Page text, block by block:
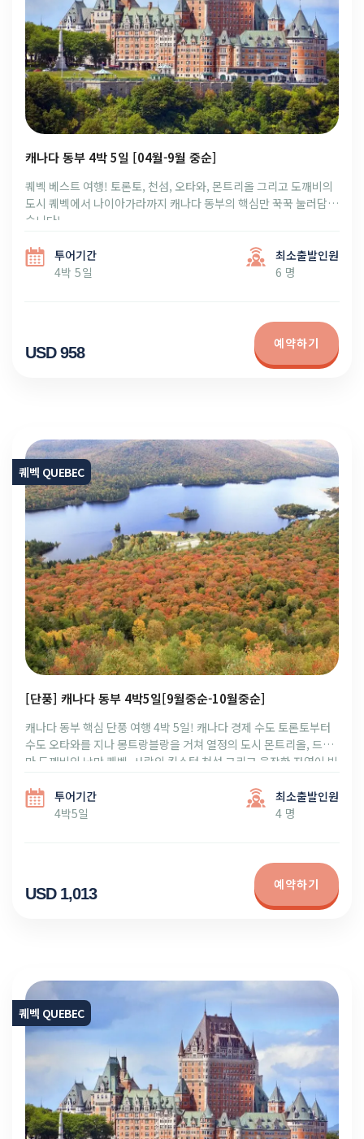
캐나다 동부 4박 5일 [04월-9월 중순]
퀘벡 베스트 여행! 토론토, 천섬, 오타와, 몬트리올 그리고 도깨비의
도시 퀘벡에서 나이아가라까지 캐나다 동부의 핵심만 꾹꾹 눌러담았
습니다!
USD 958
예약하기
투어기간
4박 5일
최소출발인원
6 명
퀘벡 QUEBEC
[단풍] 캐나다 동부 4박5일[9월중순-10월중순]
캐나다 동부 핵심 단풍 여행 4박 5일! 캐나다 경제 수도 토론토부터
수도 오타와를 지나 몽트랑블랑을 거쳐 열정의 도시 몬트리올, 드라
마 도깨비의 낭만 퀘벡, 사랑의 킹스턴 천섬 그리고 웅장한 자연이 빚
요!
USD 1,013
예약하기
투어기간
4박5일
최소출발인원
4 명
퀘벡 QUEBEC